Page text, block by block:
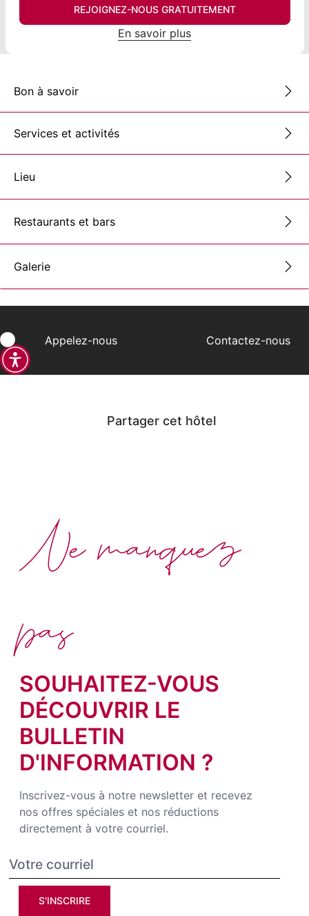
REJOIGNEZ-NOUS GRATUITEMENT
En savoir plus
Bon à savoir
Services et activités
Lieu
Restaurants et bars
Galerie
Appelez-nous Contactez-nous
Partager cet hôtel
SOUHAITEZ-VOUS
DÉCOUVRIR LE
BULLETIN
D'INFORMATION ?
Inscrivez-vous à notre newsletter et recevez
nos offres spéciales et nos réductions
directement à votre courriel.
S'INSCRIRE
Ne manquez
pas